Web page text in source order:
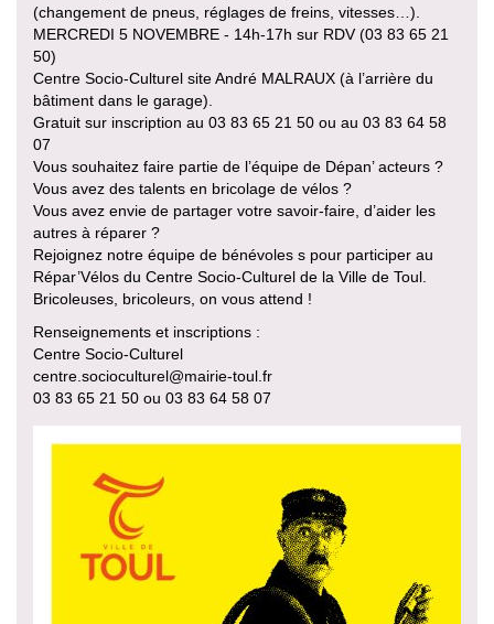
(changement de pneus, réglages de freins, vitesses…).
MERCREDI 5 NOVEMBRE - 14h-17h sur RDV (03 83 65 21
50)
Centre Socio-Culturel site André MALRAUX (à l’arrière du
bâtiment dans le garage).
Gratuit sur inscription au 03 83 65 21 50 ou au 03 83 64 58
07
Vous souhaitez faire partie de l’équipe de Dépan’ acteurs ?
Vous avez des talents en bricolage de vélos ?
Vous avez envie de partager votre savoir-faire, d’aider les
autres à réparer ?
Rejoignez notre équipe de bénévoles s pour participer au
Répar’Vélos du Centre Socio-Culturel de la Ville de Toul.
Bricoleuses, bricoleurs, on vous attend !
Renseignements et inscriptions :
Centre Socio-Culturel
centre.socioculturel@mairie-toul.fr
03 83 65 21 50 ou 03 83 64 58 07